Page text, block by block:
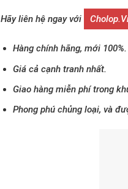
Hãy liên hệ ngay với
Hàng chính hãng, mới 100%.
Giá cả cạnh tranh nhất.
Giao hàng miễn phí trong
Phong phú chủng loại, và